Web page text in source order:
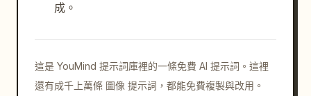
成。
這是 YouMind 提示詞庫裡的一條免費 AI 提示詞。這裡
還有成千上萬條 圖像 提示詞，都能免費複製與改用。